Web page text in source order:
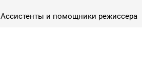
Ассистенты и помощники режиссера